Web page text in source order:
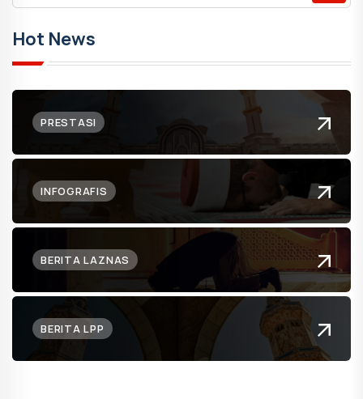
Hot News
PRESTASI
INFOGRAFIS
BERITA LAZNAS
BERITA LPP